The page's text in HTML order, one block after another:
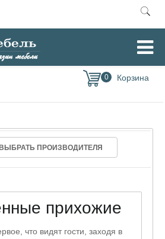
0
ВЫБРАТЬ ПРОИЗВОДИТЕЛЯ
прихожие
что видят гости, заходя в